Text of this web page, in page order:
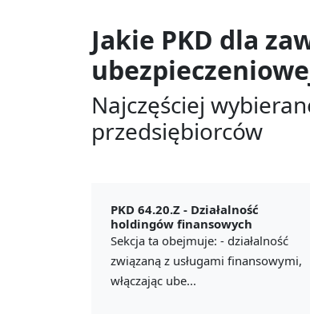
Jakie PKD dla
Najczęściej
przedsiębiorców
PKD 64.20.Z - Działalność
holdingów finansowych
Sekcja ta obejmuje: - działalność
związaną z usługami finansowymi,
włączając ube...